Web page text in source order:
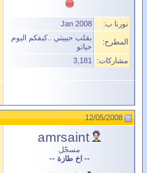
نورنا ب: Jan 2008
المطرح:
بقلب حبيبتي ..كيفكم اليوم
حياتو
مشاركات:
3,181
12/05/2008
amrsaint
مسجّل
-- اخ طازة --